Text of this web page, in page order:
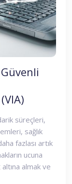
süreçleri,
sağlık
fazlası artık
ucuna
almak ve